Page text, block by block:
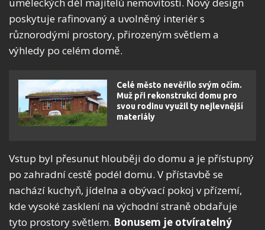
uměleckých děl majitelů nemovitosti. Nový design
poskytuje rafinovaný a uvolněný interiér s
různorodými prostory, přirozeným světlem a
výhledy po celém domě.
Celé město nevěřilo svým očím.
Muž při rekonstrukci domu pro
svou rodinu využil ty nejlevnější
materiály
Vstup byl přesunut hlouběji do domu a je přístupný
po zahradní cestě podél domu. V přístavbě se
nachází kuchyň, jídelna a obývací pokoj v přízemí,
kde vysoké zasklení na východní straně obdařuje
tyto prostory světlem. Bonusem je otvíratelný